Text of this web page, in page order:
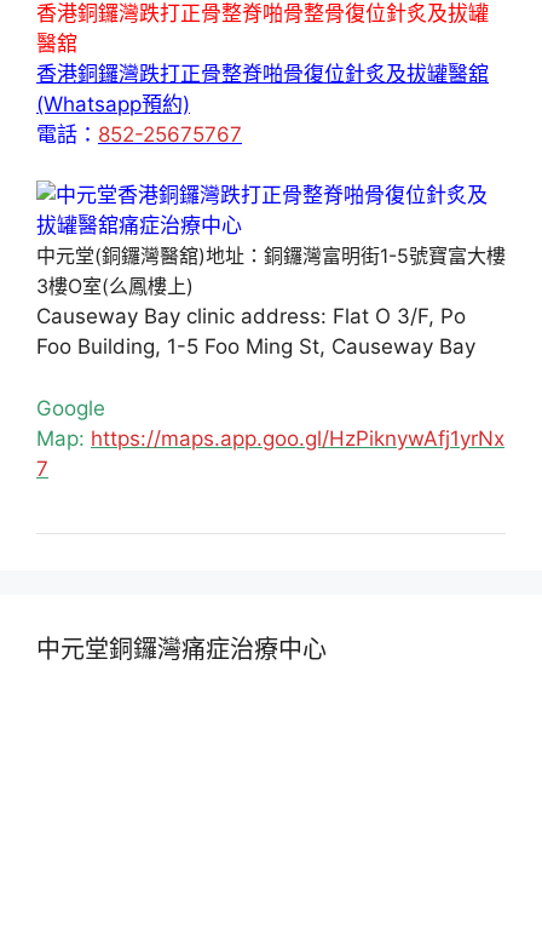
香港銅鑼灣跌打正骨整脊啪骨整骨復位針炙及拔罐
醫舘
香港銅鑼灣跌打正骨整脊啪骨復位針炙及拔罐醫舘
(Whatsapp預約)
電話： 852-25675767
中元堂(銅鑼灣醫舘)地址：銅鑼灣富明街1-5號寶富大樓
3樓O室(么鳳樓上)
Causeway Bay clinic address: Flat O 3/F, Po
Foo Building, 1-5 Foo Ming St, Causeway Bay
Google
Map: https://maps.app.goo.gl/HzPiknywAfj1yrNx
7
中元堂銅鑼灣痛症治療中心